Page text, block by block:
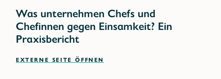
Was unternehmen Chefs und
Chefinnen gegen Einsamkeit? Ein
Praxisbericht
EXTERNE SEITE ÖFFNEN